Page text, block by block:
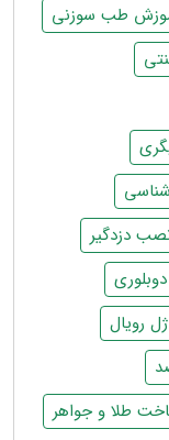
طب سوزنی
دزدگیر
رویال
طلا و جواهر